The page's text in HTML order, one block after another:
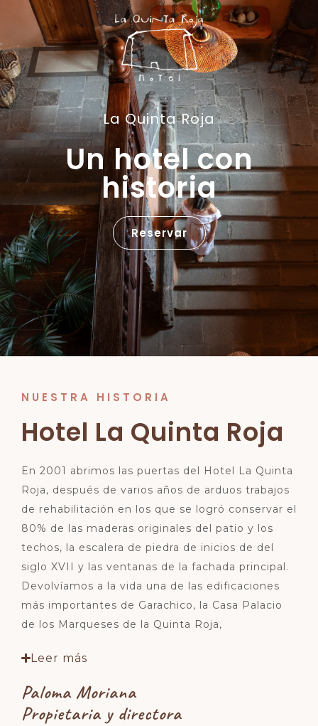
La Quinta Roja
Un hotel con
historia
Reservar
NUESTRA HISTORIA
Hotel La Quinta Roja
En 2001 abrimos las puertas del Hotel La Quinta
Roja, después de varios años de arduos trabajos
de rehabilitación en los que se logró conservar el
80% de las maderas originales del patio y los
techos, la escalera de piedra de inicios de del
siglo XVII y las ventanas de la fachada principal.
Devolvíamos a la vida una de las edificaciones
más importantes de Garachico, la Casa Palacio
de los Marqueses de la Quinta Roja,
Leer más
Paloma Moriana
Propietaria y directora